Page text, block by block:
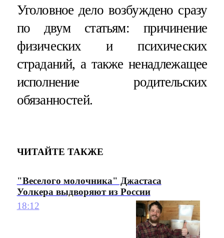
Уголовное дело возбуждено сразу
по двум статьям: причинение
физических и психических
страданий, а также ненадлежащее
исполнение родительских
обязанностей.
ЧИТАЙТЕ ТАКЖЕ
"Веселого молочника" Джастаса
Уолкера выдворяют из России
18:12